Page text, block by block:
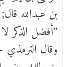
بن عبدالله
"أفضل الذكر
وقال